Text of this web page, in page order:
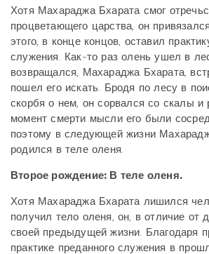
Хотя Махараджа Бхарата смог
процветающего царства, он
этого, в конце концов, оставил
служения. Как-то раз олень ушел в
возвращался, Махараджа Бхарата,
пошел его искать. Бродя по лесу в
скорбя о нем, он сорвался со скалы и
момент смерти мысли его были
поэтому в следующей жизни
родился в теле оленя.
Второе рождение: В теле оленя.
Хотя Махараджа Бхарата лишился
получил тело оленя, он, в отличие от
своей предыдущей жизни. Благодаря
практике преданного служения в